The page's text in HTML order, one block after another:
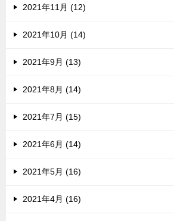
2021年11月 (12)
2021年10月 (14)
2021年9月 (13)
2021年8月 (14)
2021年7月 (15)
2021年6月 (14)
2021年5月 (16)
2021年4月 (16)